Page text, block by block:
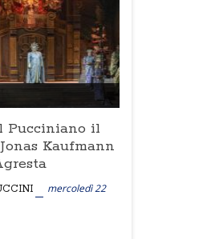
Pucciniano il
Kaufmann
mercoledì 22